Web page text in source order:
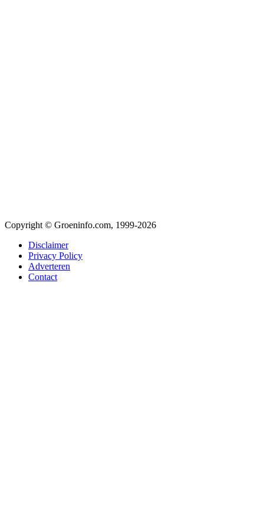
Copyright © Groeninfo.com, 1999-2026
Disclaimer
Privacy Policy
Adverteren
Contact